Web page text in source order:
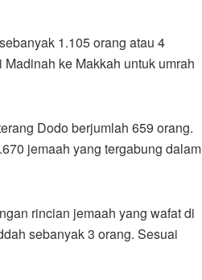
1.105 orang atau 4
ke Makkah untuk umrah
Dodo berjumlah 659 orang.
jemaah yang tergabung dalam
rincian jemaah yang wafat di
sebanyak 3 orang. Sesuai